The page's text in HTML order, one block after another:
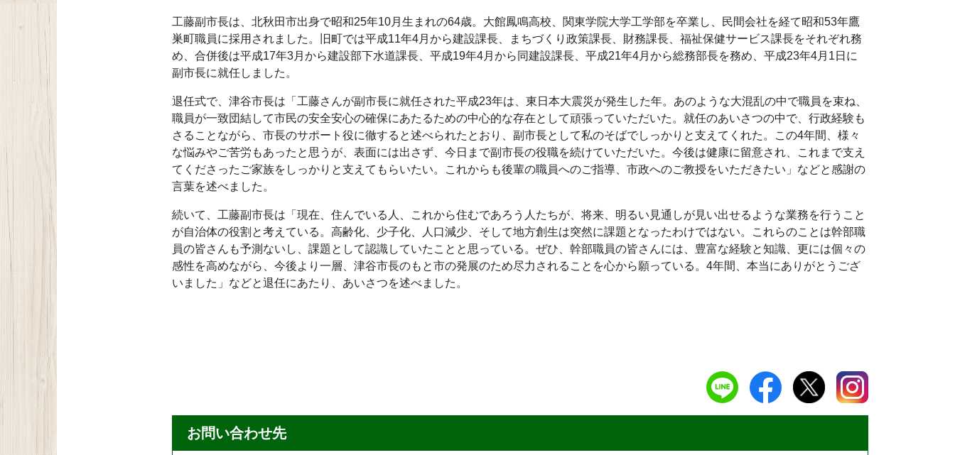
工藤副市長は、北秋田市出身で昭和25年10月生まれの64歳。大館鳳鳴高校、関東学院大学工学部を卒業し、民間会社を経て昭和53年鷹
巣町職員に採用されました。旧町では平成11年4月から建設課長、まちづくり政策課長、財務課長、福祉保健サービス課長をそれぞれ務
め、合併後は平成17年3月から建設部下水道課長、平成19年4月から同建設課長、平成21年4月から総務部長を務め、平成23年4月1日に
副市長に就任しました。
退任式で、津谷市長は「工藤さんが副市長に就任された平成23年は、東日本大震災が発生した年。あのような大混乱の中で職員を束ね、
職員が一致団結して市民の安全安心の確保にあたるための中心的な存在として頑張っていただいた。就任のあいさつの中で、行政経験も
さることながら、市長のサポート役に徹すると述べられたとおり、副市長として私のそばでしっかりと支えてくれた。この4年間、様々
な悩みやご苦労もあったと思うが、表面には出さず、今日まで副市長の役職を続けていただいた。今後は健康に留意され、これまで支え
てくださったご家族をしっかりと支えてもらいたい。これからも後輩の職員へのご指導、市政へのご教授をいただきたい」などと感謝の
言葉を述べました。
続いて、工藤副市長は「現在、住んでいる人、これから住むであろう人たちが、将来、明るい見通しが見い出せるような業務を行うこと
が自治体の役割と考えている。高齢化、少子化、人口減少、そして地方創生は突然に課題となったわけではない。これらのことは幹部職
員の皆さんも予測ないし、課題として認識していたことと思っている。ぜひ、幹部職員の皆さんには、豊富な経験と知識、更には個々の
感性を高めながら、今後より一層、津谷市長のもと市の発展のため尽力されることを心から願っている。4年間、本当にありがとうござ
いました」などと退任にあたり、あいさつを述べました。
お問い合わせ先